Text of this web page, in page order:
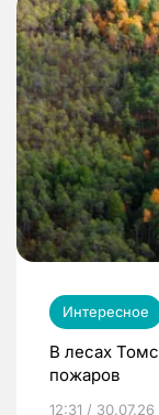
Интересное
В лесах
пожаров
12:31 / 30.07.26